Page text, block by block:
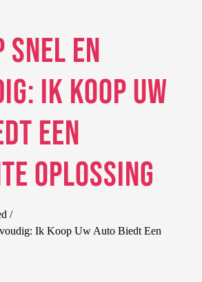
Snel en
Ik Koop Uw
Een
Oplossing
Ik Koop Uw Auto Biedt Een